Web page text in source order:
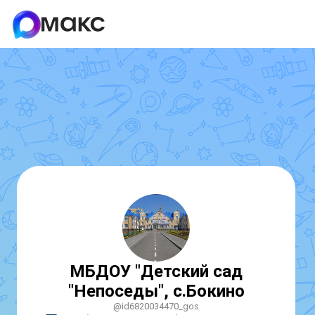
МБДОУ "Детский сад
"Непоседы", с.Бокино
@id6820034470_gos